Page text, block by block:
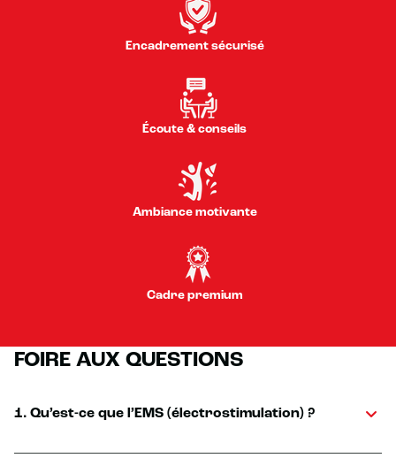
Encadrement sécurisé
Écoute & conseils
Ambiance motivante
Cadre premium
FOIRE AUX QUESTIONS
1. Qu’est-ce que l’EMS (électrostimulation) ?